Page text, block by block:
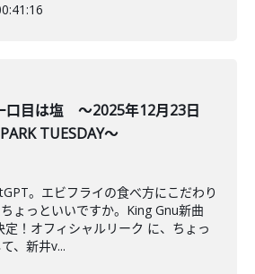
口目は塩 ～2025年12月23日
TUESDAY～
。エビフライの食べ方にこだわり
ょっといいですか。King Gnu新曲
定！オフィシャルリーク に、ちょっ
、新井v...